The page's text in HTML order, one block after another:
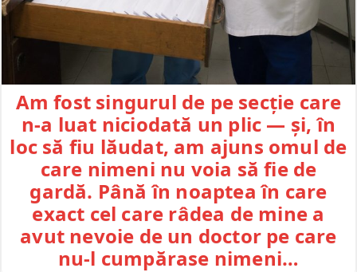
Am fost singurul de pe secție care
n-a luat niciodată un plic — și, în
loc să fiu lăudat, am ajuns omul de
care nimeni nu voia să fie de
gardă. Până în noaptea în care
exact cel care râdea de mine a
avut nevoie de un doctor pe care
nu-l cumpărase nimeni…